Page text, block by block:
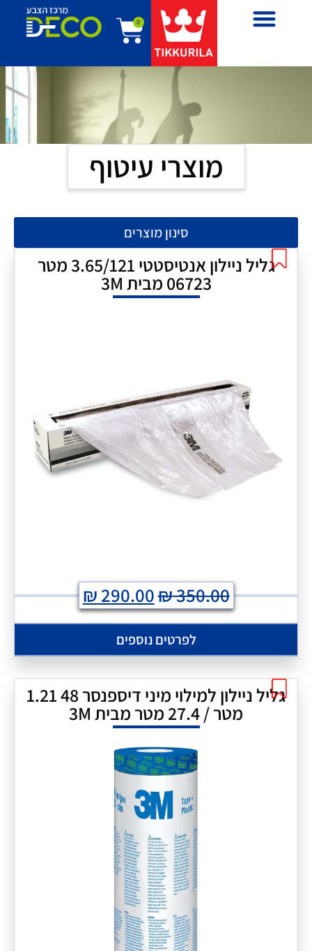
0
מוצרי עיטוף
סינון מוצרים
גליל ניילון אנטיסטטי 3.65/121 מטר
06723 מבית 3M
₪350.00
₪290.00
לפרטים נוספים
גליל ניילון למילוי מיני דיספנסר 48 1.21
מטר / 27.4 מטר מבית 3M